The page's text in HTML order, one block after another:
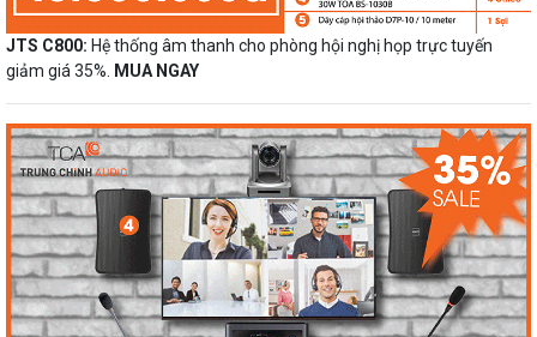
JTS C800: Hệ thống âm thanh cho phòng hội nghị họp trực tuyến
giảm giá 35%.
MUA NGAY